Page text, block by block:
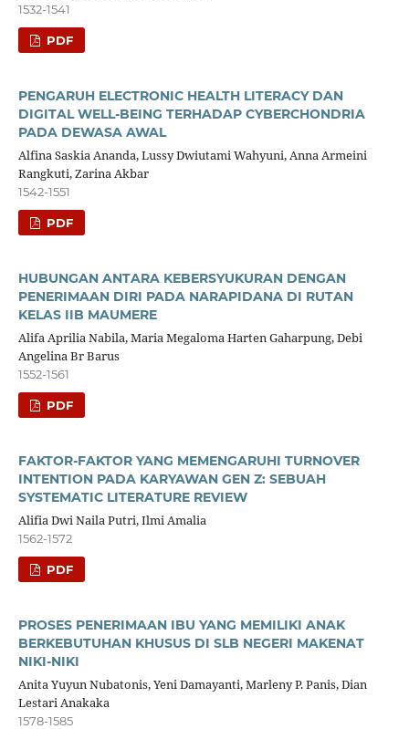
1532-1541
PDF
PENGARUH ELECTRONIC HEALTH LITERACY DAN
DIGITAL WELL-BEING TERHADAP CYBERCHONDRIA
PADA DEWASA AWAL
Alfina Saskia Ananda, Lussy Dwiutami Wahyuni, Anna Armeini
Rangkuti, Zarina Akbar
1542-1551
PDF
HUBUNGAN ANTARA KEBERSYUKURAN DENGAN
PENERIMAAN DIRI PADA NARAPIDANA DI RUTAN
KELAS IIB MAUMERE
Alifa Aprilia Nabila, Maria Megaloma Harten Gaharpung, Debi
Angelina Br Barus
1552-1561
PDF
FAKTOR-FAKTOR YANG MEMENGARUHI TURNOVER
INTENTION PADA KARYAWAN GEN Z: SEBUAH
SYSTEMATIC LITERATURE REVIEW
Alifia Dwi Naila Putri, Ilmi Amalia
1562-1572
PDF
PROSES PENERIMAAN IBU YANG MEMILIKI ANAK
BERKEBUTUHAN KHUSUS DI SLB NEGERI MAKENAT
NIKI-NIKI
Anita Yuyun Nubatonis, Yeni Damayanti, Marleny P. Panis, Dian
Lestari Anakaka
1578-1585